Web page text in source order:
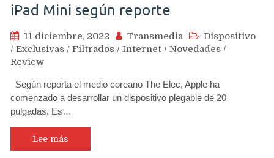
iPad Mini según reporte
11 diciembre, 2022 Transmedia
Dispositivo
/ Exclusivas / Filtrados / Internet / Novedades /
Review
Según reporta el medio coreano The Elec, Apple ha
comenzado a desarrollar un dispositivo plegable de 20
pulgadas. Es…
Lee más